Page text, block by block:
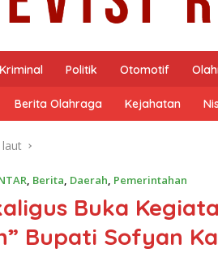
Kriminal Politik Otomotif
Berita Olahraga Kejahatan
laut
, Berita, Daerah, Pemerintahan
Buka
Bupati Sofyan